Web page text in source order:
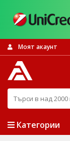
Моят акаунт
Търси в над
Категории